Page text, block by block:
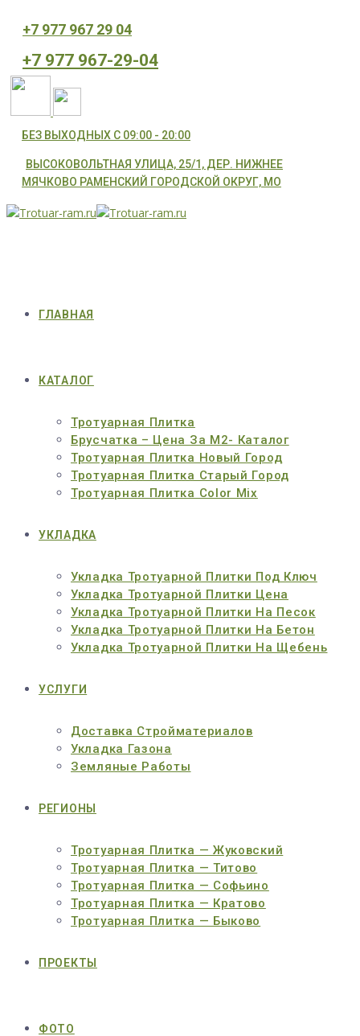
⁦+7 977 967 29 04
⁦+7 977 967-29-04
БЕЗ ВЫХОДНЫХ С 09:00 - 20:00
ВЫСОКОВОЛЬТНАЯ УЛИЦА, 25/1, ДЕР. НИЖНЕЕ
МЯЧКОВО РАМЕНСКИЙ ГОРОДСКОЙ ОКРУГ, МО
ГЛАВНАЯ
КАТАЛОГ
Тротуарная Плитка
Брусчатка – Цена За М2- Каталог
Тротуарная Плитка Новый Город
Тротуарная Плитка Старый Город
Тротуарная Плитка Color Mix
УКЛАДКА
Укладка Тротуарной Плитки Под Ключ
Укладка Тротуарной Плитки Цена
Укладка Тротуарной Плитки На Песок
Укладка Тротуарной Плитки На Бетон
Укладка Тротуарной Плитки На Щебень
УСЛУГИ
Доставка Стройматериалов
Укладка Газона
Земляные Работы
РЕГИОНЫ
Тротуарная Плитка — Жуковский
Тротуарная Плитка — Титово
Тротуарная Плитка — Софьино
Тротуарная Плитка — Кратово
Тротуарная Плитка — Быково
ПРОЕКТЫ
ФОТО